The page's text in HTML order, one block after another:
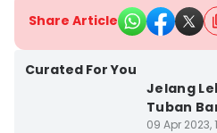
Share Article
Curated For You
Jelang
Tuban
09 Apr 2023,